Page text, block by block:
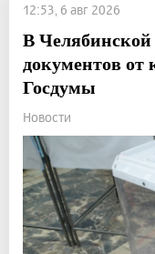
12:53, 6 авг 2026
В Челябинской
документов от
Госдумы
Новости